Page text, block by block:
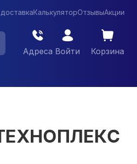
КалькуляторОтзывыАкции
Адреса Войти Корзина